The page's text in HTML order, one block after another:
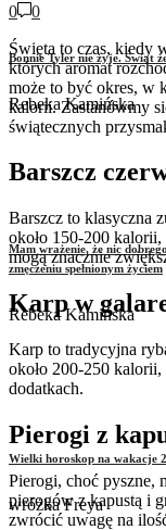
Bonnie Tyler nie żyje. Świat
Rebeka Kamińska
Mam wrażenie, że nic
zmęczeniu spełnionym życiem
Rebeka Kamińska
Wielki horoskop na wakacje
wróżka Freya
0
0
Święta to czas, kiedy
których aromat
może to być okres, w
kalorii. Zastanówmy
świątecznych
Barszcz
Barszcz to klasyczna
około 150-200
mogą znacznie
Karp w
Karp to tradycyjna
około 200-250
dodatkach.
Pierogi z
Pierogi, choć pyszne,
pierogów z kapustą i
zwrócić uwagę na